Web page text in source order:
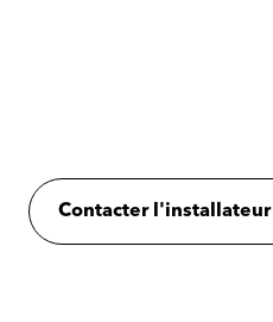
Contacter l'installateur